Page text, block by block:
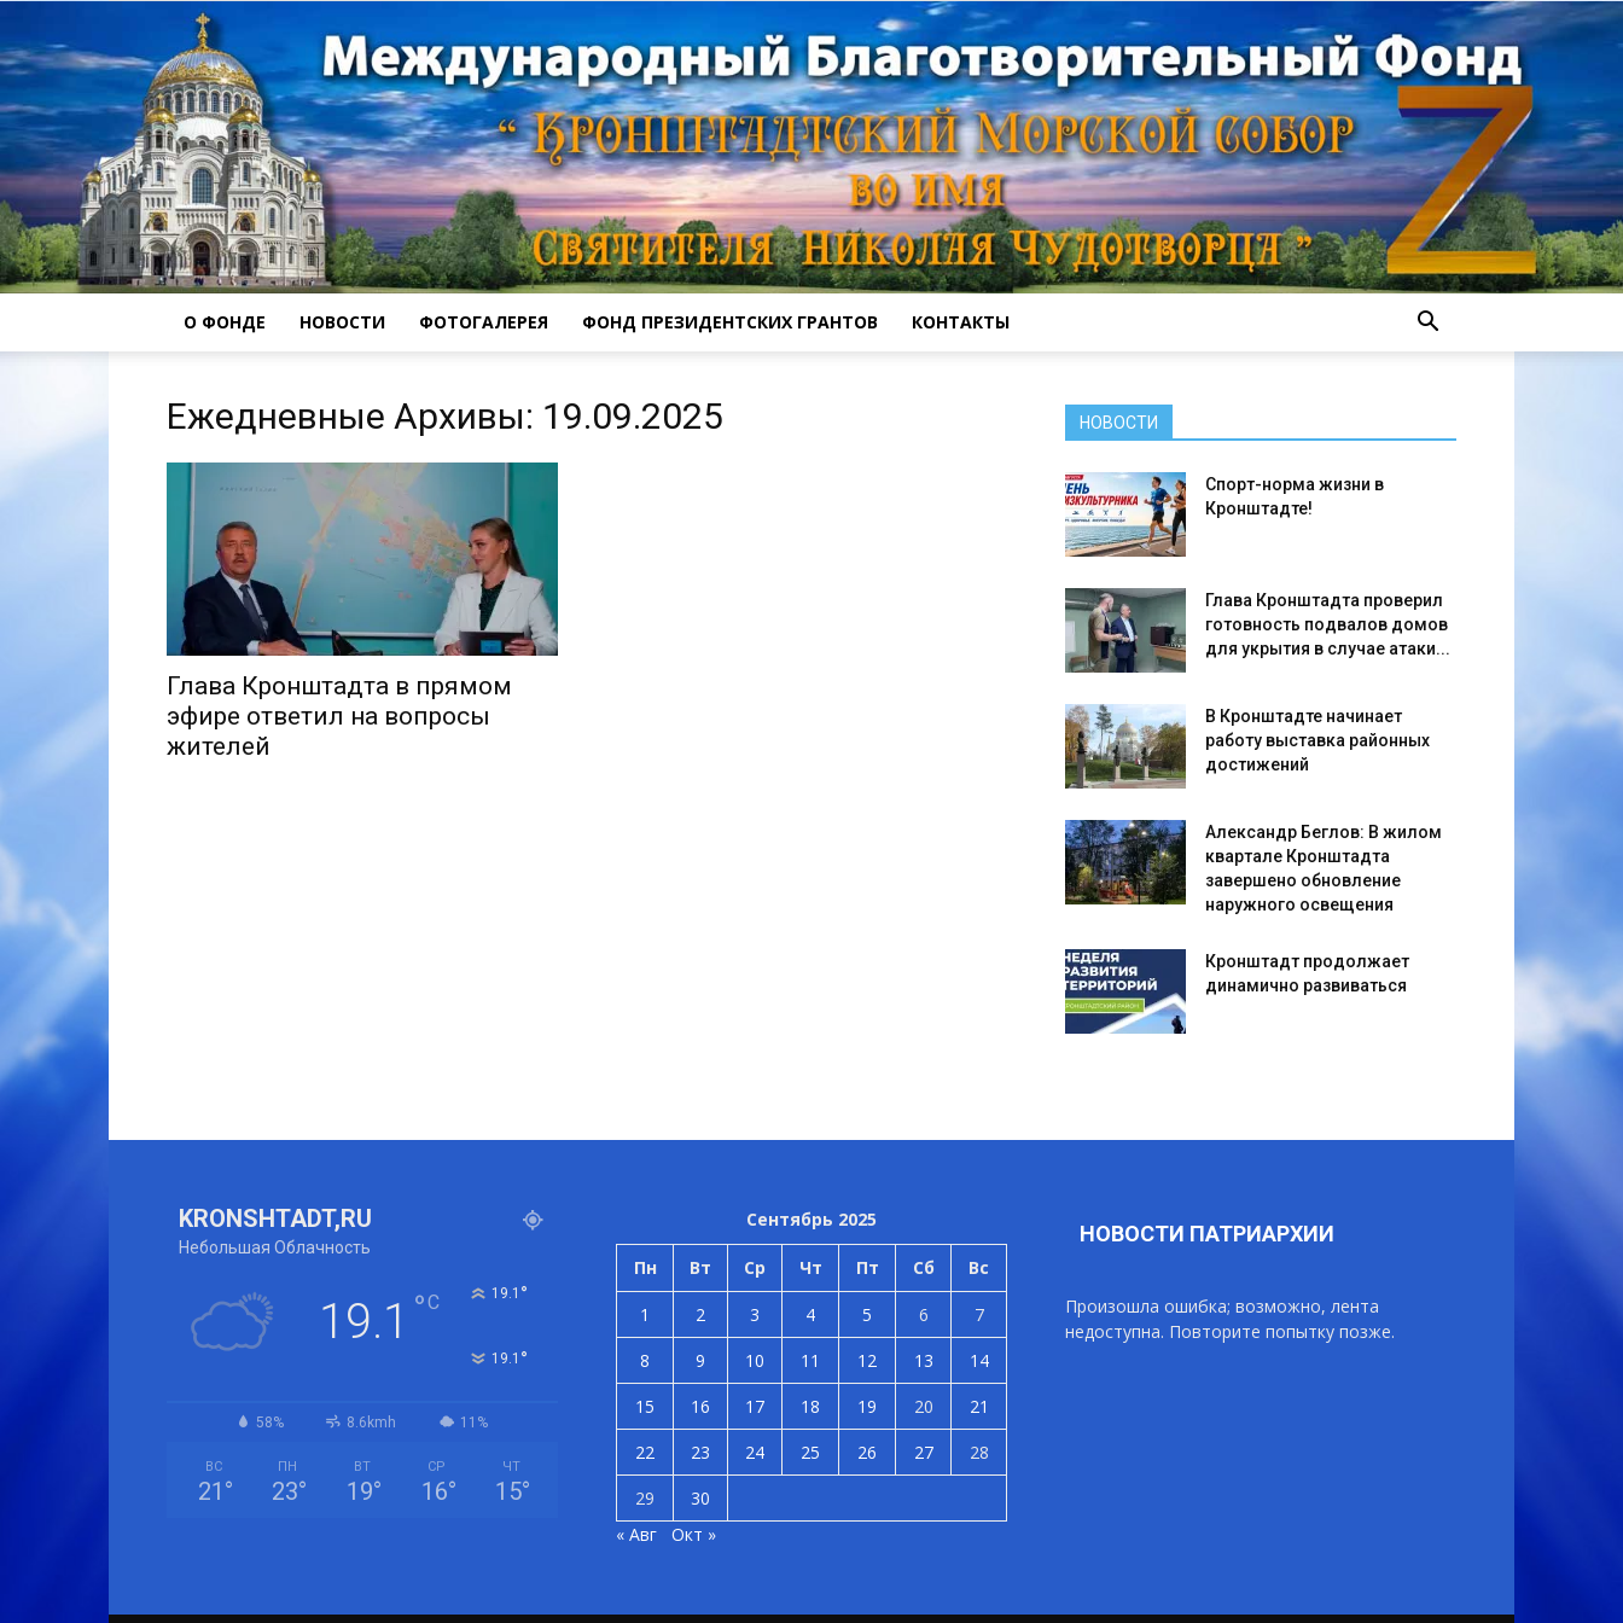
О ФОНДЕ НОВОСТИ ФОТОГАЛЕРЕЯ ФОНД ПРЕЗИДЕНТСКИХ ГРАНТОВ КОНТАКТЫ
Ежедневные Архивы: 19.09.2025
Глава Кронштадта в прямом
эфире ответил на вопросы
жителей
НОВОСТИ
Спорт-норма жизни в
Кронштадте!
Глава Кронштадта проверил
готовность подвалов домов
для укрытия в случае атаки...
В Кронштадте начинает
работу выставка районных
достижений
Александр Беглов: В жилом
квартале Кронштадта
завершено обновление
наружного освещения
Кронштадт продолжает
динамично развиваться
KRONSHTADT,RU
Небольшая Облачность
19.1 °C 19.1 °
19.1 °
58% 8.6kmh 11%
ВС
21 °
ПН
23°
ВТ
19°
СР
16°
ЧТ
15°
Сентябрь 2025
Пн Вт Ср Чт Пт Сб Вс
1 2 3 4 5 6
7
8
9 10 11 12 13
14
15
16 17 18 19 20
21
22
23 24 25 26 27
28
29
30
« Авг
Окт »
НОВОСТИ ПАТРИАРХИИ
Произошла ошибка; возможно, лента
недоступна. Повторите попытку позже.